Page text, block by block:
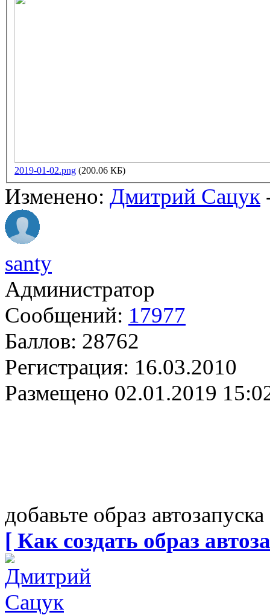
2019-01-02.png (200.06 КБ)
Изменено: Дмитрий Сацук
santy
Администратор
Сообщений: 17977
Баллов: 28762
Регистрация: 16.03.2010
Размещено 02.01.2019
добавьте образ
[ Как создать образ